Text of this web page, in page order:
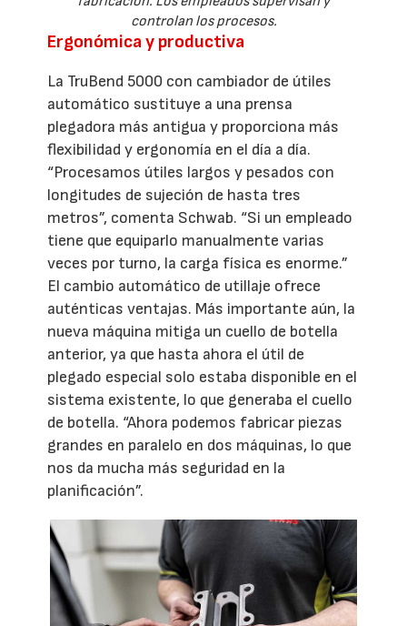
controlan los procesos.
Ergonómica y productiva
La TruBend 5000 con cambiador de útiles
automático sustituye a una prensa
plegadora más antigua y proporciona más
flexibilidad y ergonomía en el día a día.
“Procesamos útiles largos y pesados con
longitudes de sujeción de hasta tres
metros”, comenta Schwab. “Si un empleado
tiene que equiparlo manualmente varias
veces por turno, la carga física es enorme.”
El cambio automático de utillaje ofrece
auténticas ventajas. Más importante aún, la
nueva máquina mitiga un cuello de botella
anterior, ya que hasta ahora el útil de
plegado especial solo estaba disponible en el
sistema existente, lo que generaba el cuello
de botella. “Ahora podemos fabricar piezas
grandes en paralelo en dos máquinas, lo que
nos da mucha más seguridad en la
planificación”.